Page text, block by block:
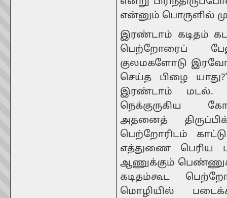
என்னும் பொருளில்
இரண்டாம் கடிதம்
பெற்றோரைப்
குலமகளோடு
செய்த பிழை
இரண்டாம் மடல்.
நெக்குருகிய
அதனைத்
பெற்றோரிடம்
எத்துணை பெரிய
ஆணுக்கும்
கடிதம்கூட
மொழியில்